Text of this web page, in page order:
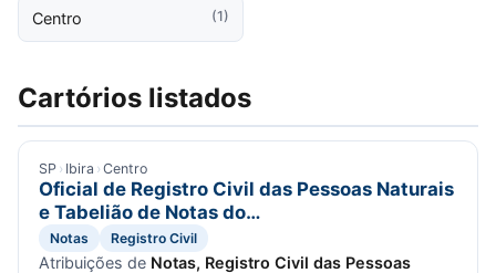
Centro (1)
Cartórios listados
SP › Ibira › Centro
Oficial de Registro Civil das Pessoas Naturais
e Tabelião de Notas do…
Notas Registro Civil
Atribuições de Notas, Registro Civil das Pessoas